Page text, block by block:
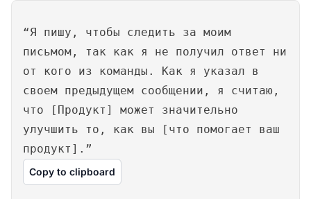
“Я пишу, чтобы следить за моим
письмом, так как я не получил ответ ни
от кого из команды. Как я указал в
своем предыдущем сообщении, я считаю,
что [Продукт] может значительно
улучшить то, как вы [что помогает ваш
продукт].”
Copy to clipboard